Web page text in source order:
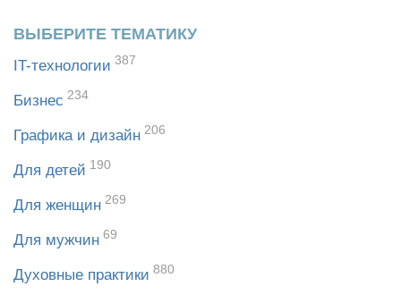
ВЫБЕРИТЕ ТЕМАТИКУ
IT-технологии 387
Бизнес 234
Графика и дизайн 206
Для детей 190
Для женщин 269
Для мужчин 69
Духовные практики 880